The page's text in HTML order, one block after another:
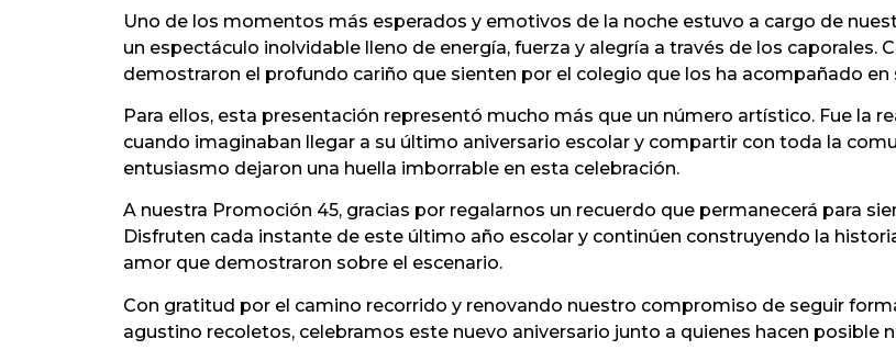
Uno de los momentos más esperados y emotivos de la noche estuvo a cargo de
un espectáculo inolvidable lleno de energía, fuerza y alegría a través de los caporales.
demostraron el profundo cariño que sienten por el colegio que los ha acompañado
Para ellos, esta presentación representó mucho más que un número artístico. Fue la
cuando imaginaban llegar a su último aniversario escolar y compartir con toda la
entusiasmo dejaron una huella imborrable en esta celebración.
A nuestra Promoción 45, gracias por regalarnos un recuerdo que permanecerá para
Disfruten cada instante de este último año escolar y continúen construyendo la
amor que demostraron sobre el escenario.
Con gratitud por el camino recorrido y renovando nuestro compromiso de seguir
agustino recoletos, celebramos este nuevo aniversario junto a quienes hacen posible